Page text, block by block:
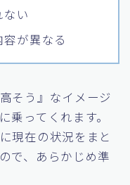
い
が異なる
そう』なイメージ
乗ってくれます。
現在の状況をまと
で、あらかじめ準